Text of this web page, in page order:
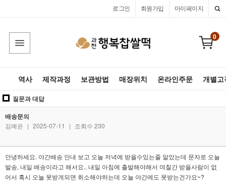
마이페이지
회원가입
로그인
0
역사 제작과정 보관방법 매장위치 온라인주문 개별
질문과 대답
배송문의
김예은 | 2025-07-11 | 조회수 230
안녕하세요. 야간배송 안내 보고 오늘 저녁에 받을수있는줄 알았는데 문자로 오늘
발송, 내일 배송이라고 해서요.. 내일 아침에 출발해야해서 며칠간 받을사람이 없
어서 혹시 오늘 못받게되면 취소해야하는데 오늘 야간에도 못받는건가요~?